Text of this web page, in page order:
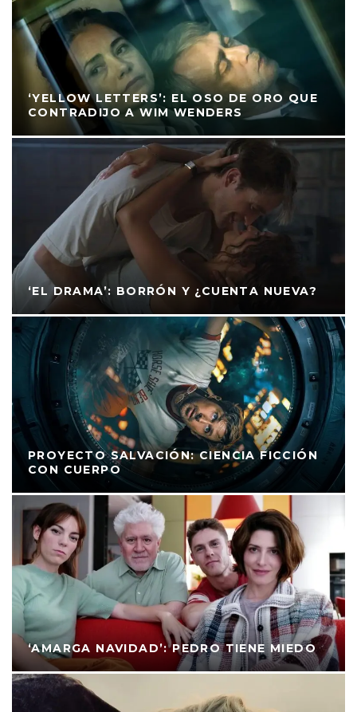
‘YELLOW LETTERS’: EL OSO DE ORO QUE
CONTRADIJO A WIM WENDERS
‘EL DRAMA’: BORRÓN Y ¿CUENTA NUEVA?
PROYECTO SALVACIÓN: CIENCIA FICCIÓN
CON CUERPO
‘AMARGA NAVIDAD’: PEDRO TIENE MIEDO